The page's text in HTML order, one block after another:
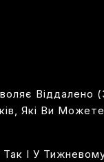
Які Ви
І У Тижневому